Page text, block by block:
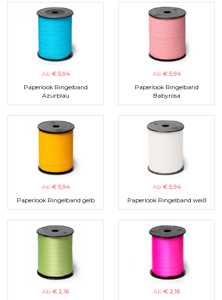
Ab € 5,94
Paperlook Ringelband
Azurblau
Ab € 5,94
Paperlook Ringelband
Babyrosa
Ab € 5,94
Paperlook Ringelband gelb
Ab € 5,94
Paperlook Ringelband weiß
Ab € 2,16
Ab € 2,16